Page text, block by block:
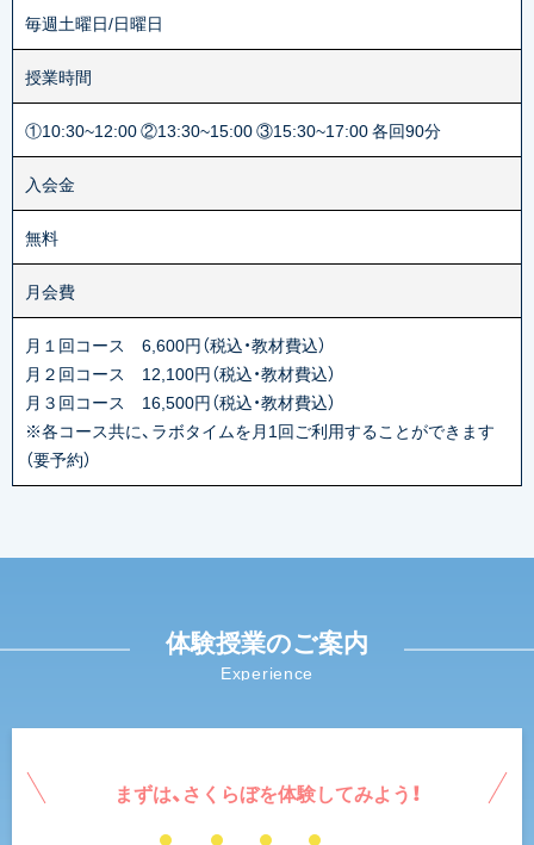
毎週土曜日/日曜日
授業時間
①10:30~12:00 ②13:30~15:00 ③15:30~17:00 各回90分
入会金
無料
月会費
月１回コース 6,600円（税込・教材費込）
月２回コース 12,100円（税込・教材費込）
月３回コース 16,500円（税込・教材費込）
※各コース共に、ラボタイムを月1回ご利用することができます
（要予約）
体験授業のご案内
Experience
まずは、さくらぼを体験してみよう！